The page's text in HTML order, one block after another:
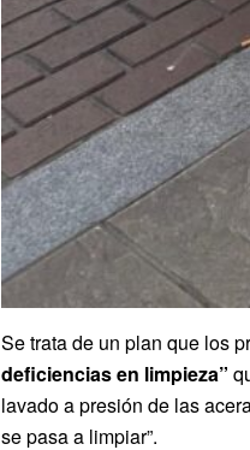
Se trata de un plan que los
deficiencias en limpieza”
lavado a presión de las
se pasa a limpiar”.